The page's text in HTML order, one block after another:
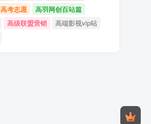
高考志愿
高羽网创百站篇
高级联盟营销
高端影视vip站